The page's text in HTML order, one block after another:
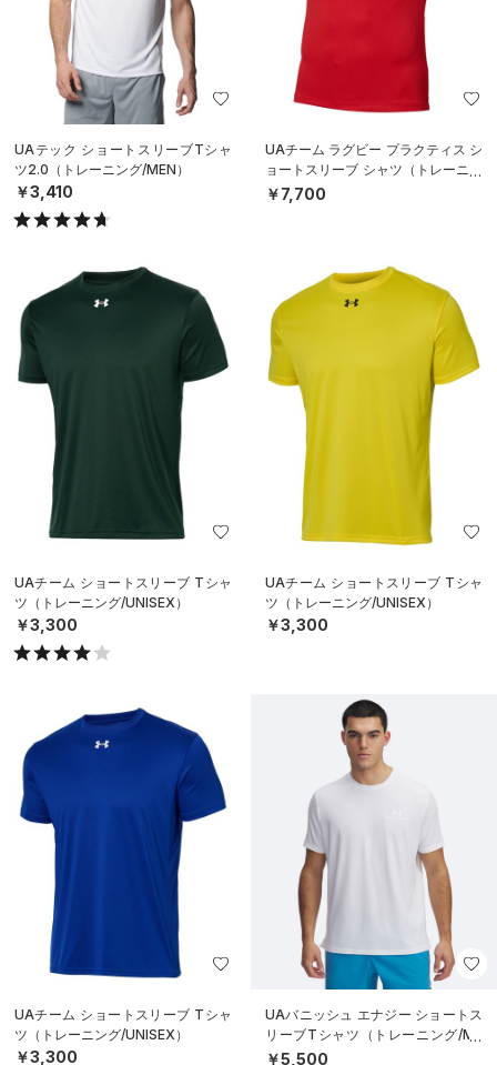
UAテック ショートスリーブTシャ
ツ2.0（トレーニング/MEN）
￥3,410
UAチーム ラグビー プラクティス シ
ョートスリーブ シャツ（トレーニン
グ/MEN）
￥7,700
UAチーム ショートスリーブ Tシャ
ツ（トレーニング/UNISEX）
￥3,300
UAチーム ショートスリーブ Tシャ
ツ（トレーニング/UNISEX）
￥3,300
UAチーム ショートスリーブ Tシャ
ツ（トレーニング/UNISEX）
￥3,300
UAバニッシュ エナジー ショートス
リーブTシャツ（トレーニング/ME
N）
￥5,500